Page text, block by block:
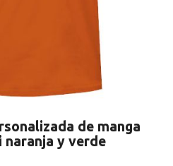
de manga
y verde